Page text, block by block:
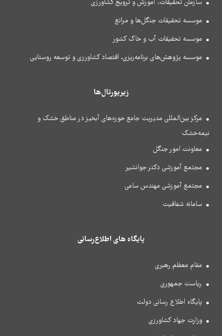
سازمان تحقیقات، آموزش و ترویج کشاورزی
موسسه تحقیقات جنگل‌ها و مراتع
موسسه تحقیقات آب و خاک کشور
موسسه پژوهش‌های برنامه‌ریزی، اقتصاد کشاورزی و توسعه روستایی
زیرپورتال‌ها
مرکز بین‌المللی مدیریت جامع حوزه‌های آبخیز در مناطق خشک و
نیمه‌خشک
معاونت امور جنگل
مجتمع آموزشی دکتر جوانشیر
مجتمع آموزشی مهندس ساعی
سامانه شفافیت
پایگاه های اطلاع‌رسانی
مقام معظم رهبری
ریاست جمهوری
پایگاه اطلاع رسانی دولت
وزارت جهاد کشاورزی